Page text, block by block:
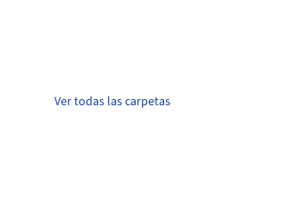
Ver todas las carpetas